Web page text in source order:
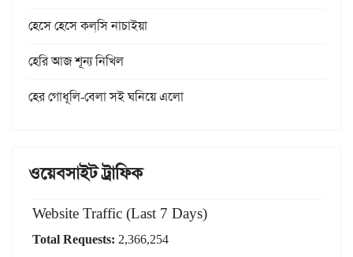
হেসে হেসে কল্‌সি নাচাইয়া
হেরি আজ শূন্য নিখিল
হের গোধূলি-বেলা সই ঘনিয়ে এলো
ওয়েবসাইট ট্রাফিক
Website Traffic (Last 7 Days)
Total Requests: 2,366,254